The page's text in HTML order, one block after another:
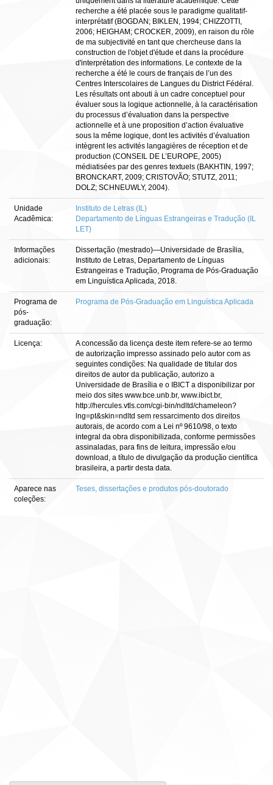
recherche a été placée sous le paradigme qualitatif-
interprétatif (BOGDAN; BIKLEN, 1994; CHIZZOTTI,
2006; HEIGHAM; CROCKER, 2009), en raison du rôle
de ma subjectivité en tant que chercheuse dans la
construction de l'objet d'étude et dans la procédure
d'interprétation des informations. Le contexte de la
recherche a été le cours de français de l’un des
Centres Interscolaires de Langues du District Fédéral.
Les résultats ont abouti à un cadre conceptuel pour
évaluer sous la logique actionnelle, à la caractérisation
du processus d’évaluation dans la perspective
actionnelle et à une proposition d’action évaluative
sous la même logique, dont les activités d’évaluation
intègrent les activités langagières de réception et de
production (CONSEIL DE L’EUROPE, 2005)
médiatisées par des genres textuels (BAKHTIN, 1997;
BRONCKART, 2009; CRISTOVÃO; STUTZ, 2011;
DOLZ; SCHNEUWLY, 2004).
Unidade
Acadêmica:
Instituto de Letras (IL)
Departamento de Línguas Estrangeiras e Tradução (IL
LET)
Informações
adicionais:
Dissertação (mestrado)—Universidade de Brasília,
Instituto de Letras, Departamento de Línguas
Estrangeiras e Tradução, Programa de Pós-Graduação
em Linguística Aplicada, 2018.
Programa de
pós-
graduação:
Programa de Pós-Graduação em Linguística Aplicada
Licença:
A concessão da licença deste item refere-se ao termo
de autorização impresso assinado pelo autor com as
seguintes condições: Na qualidade de titular dos
direitos de autor da publicação, autorizo a
Universidade de Brasília e o IBICT a disponibilizar por
meio dos sites www.bce.unb.br, www.ibict.br,
http://hercules.vtls.com/cgi-bin/ndltd/chameleon?
lng=pt&skin=ndltd sem ressarcimento dos direitos
autorais, de acordo com a Lei nº 9610/98, o texto
integral da obra disponibilizada, conforme permissões
assinaladas, para fins de leitura, impressão e/ou
download, a título de divulgação da produção científica
brasileira, a partir desta data.
Aparece nas
coleções:
Teses, dissertações e produtos pós-doutorado